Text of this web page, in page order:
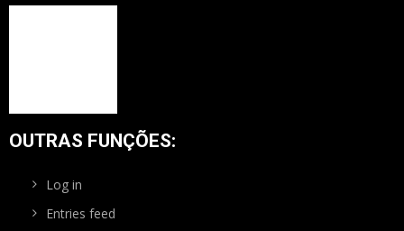
OUTRAS FUNÇÕES:
Log in
Entries feed